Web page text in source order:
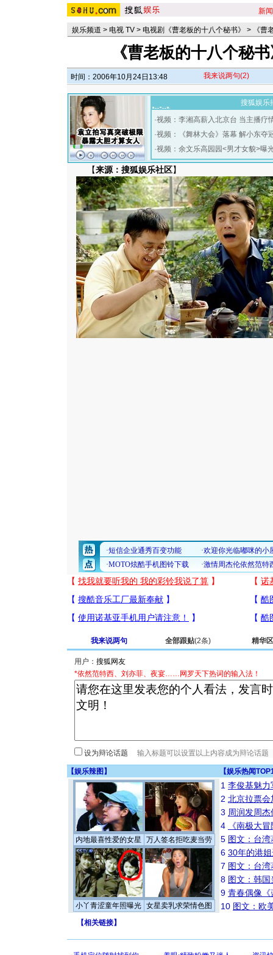
新闻
娱乐频道 > 电视 TV > 电视剧《曹老板的十八个秘书》 > 《曹
《曹老板的十八个秘
时间：2006年10月24日13:48 我来说两句(2)
搜狐娱乐
·视频：李湘高薪入北京台 当主播疗
·视频：《舞林大会》落幕 解小东夺
·视频：余文乐高园园<男才女貌>曝
【来源：搜狐娱乐社区】
我来说两句 全部跟贴(2条) 精华区
用户：
*依然范特西、刘亦菲、夜宴……网罗天下热词的输入法！
设为辩论话题
【娱乐辣图 】 【娱乐热闻
内地最喜性爱的女星 万人签名拒吃麦当劳
小丫青涩童年照曝光 女星卖乳求荣情色图
1 李俊基魅力
2 北京拉票
3 周润发周
4
《南极大
5 图文：台
6 30年的港
7 图文：台
8 图文：韩
9 青春偶像《
10 图文：欧
【相关链接】